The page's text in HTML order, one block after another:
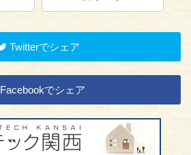
Twitterでシェア
Facebookでシェア